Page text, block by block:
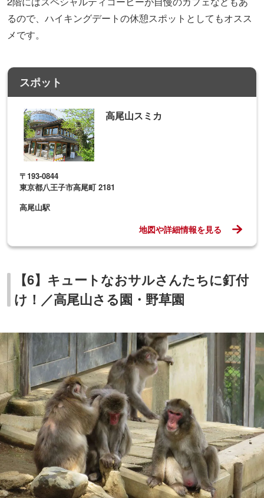
るので、ハイキングデートの休憩スポットとしてもオスス
メです。
スポット
高尾山スミカ
〒193-0844
東京都八王子市高尾町 2181
高尾山駅
地図や詳細情報を見る
【6】キュートなおサルさんたちに釘付
け！／高尾山さる園・野草園